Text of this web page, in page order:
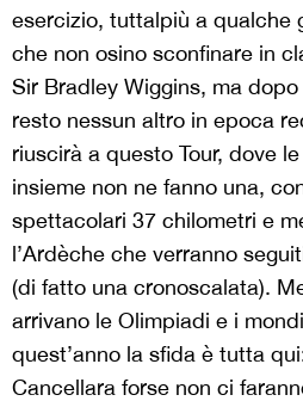
esercizio, tuttalpiù a qualche
che non osino sconfinare in
Sir Bradley Wiggins, ma
resto nessun altro in epoca
riuscirà a questo Tour, dove
insieme non ne fanno una,
spettacolari 37 chilometri e
l’Ardèche che verranno
(di fatto una cronoscalata).
arrivano le Olimpiadi e i
quest’anno la sfida è tutta
Cancellara forse non ci